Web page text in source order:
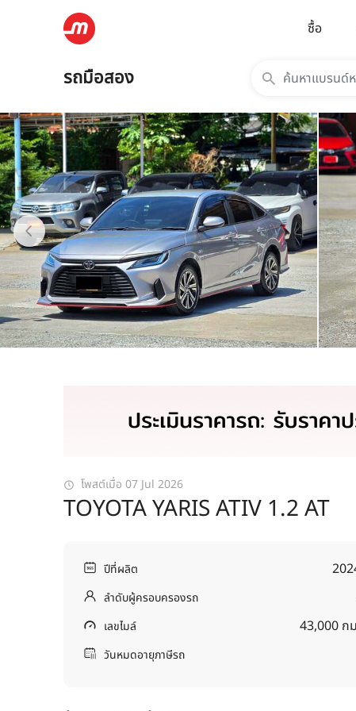
ซื้อ
รถมือสอง
โพสต์เมื่อ 07 Jul 2026
TOYOTA YARIS ATIV 1.2 AT
ปีที่ผลิต
ลำดับผู้ครอบครองรถ
เลขไมล์ 43,000 ก
วันหมดอายุภาษีรถ